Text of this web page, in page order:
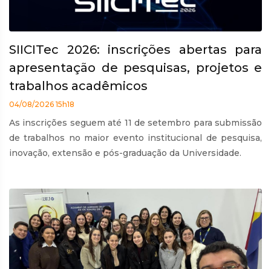
SIICITec 2026: inscrições abertas para
apresentação de pesquisas, projetos e
trabalhos acadêmicos
04/08/2026 15h18
As inscrições seguem até 11 de setembro para submissão
de trabalhos no maior evento institucional de pesquisa,
inovação, extensão e pós-graduação da Universidade.